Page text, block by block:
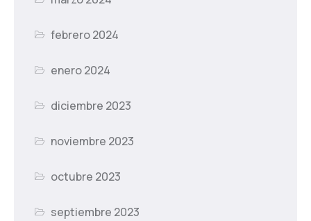
febrero 2024
enero 2024
diciembre 2023
noviembre 2023
octubre 2023
septiembre 2023